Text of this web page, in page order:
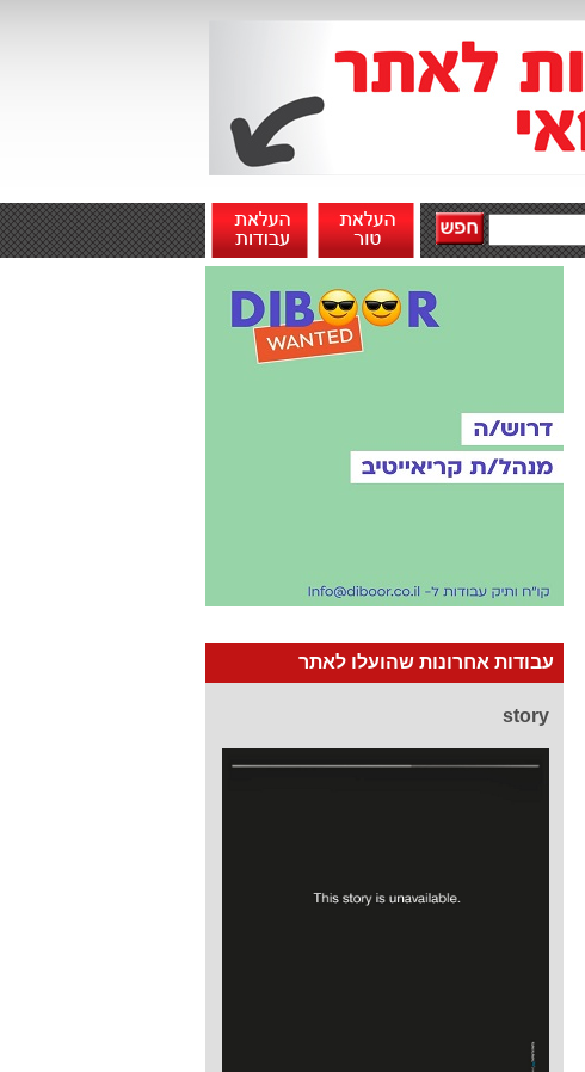
עבודות אחרונות שהועלו לאתר
story